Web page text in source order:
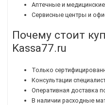
Аптечные и
Сервисные центры и
Почему стоит
Kassa77.ru
Только
Консультации
Оперативная доставка
В наличии расходные